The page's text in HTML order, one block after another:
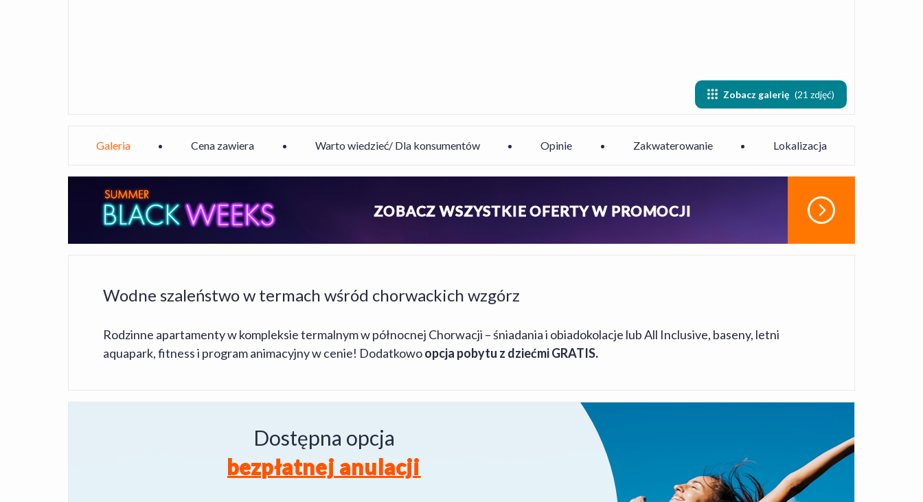
Zobacz galerię (21 zdjęć)
Galeria Cena zawiera Warto wiedzieć/ Dla konsumentów Opinie Zakwaterowanie Lokalizacja
ZOBACZ WSZYSTKIE OFERTY W PROMOCJI
Wodne szaleństwo w termach wśród chorwackich wzgórz
Rodzinne apartamenty w kompleksie termalnym w północnej Chorwacji – śniadania i obiadokolacje lub All Inclusive, baseny, letni
aquapark, fitness i program animacyjny w cenie! Dodatkowoopcja pobytu z dziećmi GRATIS.
Dostępna opcja
bezpłatnej anulacji